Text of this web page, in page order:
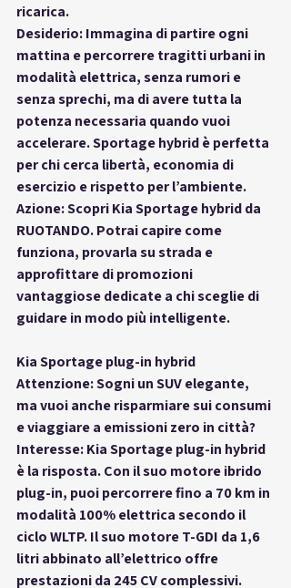
ricarica.
Desiderio: Immagina di partire ogni
mattina e percorrere tragitti urbani in
modalità elettrica, senza rumori e
senza sprechi, ma di avere tutta la
potenza necessaria quando vuoi
accelerare. Sportage hybrid è perfetta
per chi cerca libertà, economia di
esercizio e rispetto per l’ambiente.
Azione: Scopri Kia Sportage hybrid da
RUOTANDO. Potrai capire come
funziona, provarla su strada e
approfittare di promozioni
vantaggiose dedicate a chi sceglie di
guidare in modo più intelligente.
Kia Sportage plug-in hybrid
Attenzione: Sogni un SUV elegante,
ma vuoi anche risparmiare sui consumi
e viaggiare a emissioni zero in città?
Interesse: Kia Sportage plug-in hybrid
è la risposta. Con il suo motore ibrido
plug-in, puoi percorrere fino a 70 km in
modalità 100% elettrica secondo il
ciclo WLTP. Il suo motore T-GDI da 1,6
litri abbinato all’elettrico offre
prestazioni da 245 CV complessivi.